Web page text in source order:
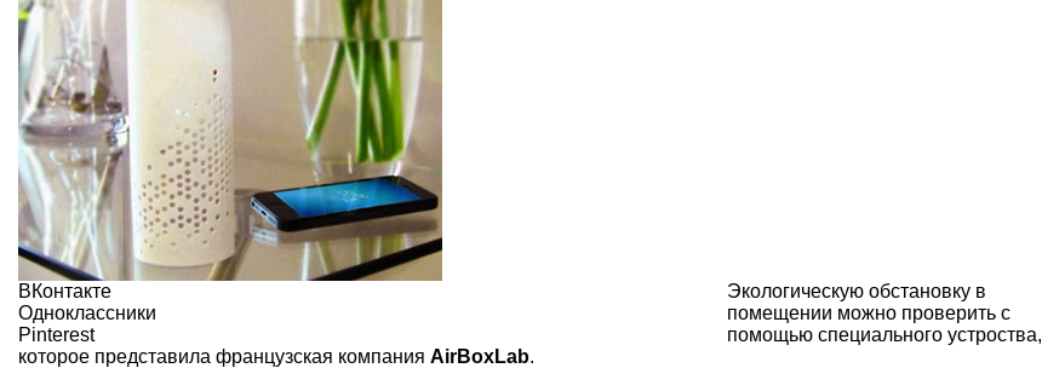
ВКонтакте
Одноклассники
Pinterest
Экологическую обстановку в
помещении можно проверить с
помощью специального устроства,
которое представила французская компания AirBoxLab.